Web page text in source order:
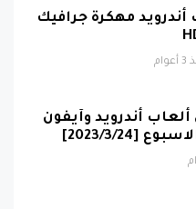
ألعاب أندرويد مهكرة جرافيك
أندرويد وآيفون
[2023/3/24]